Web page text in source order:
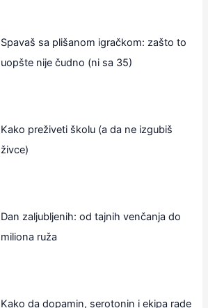
Spavaš sa plišanom igračkom: zašto to
uopšte nije čudno (ni sa 35)
Kako preživeti školu (a da ne izgubiš
živce)
Dan zaljubljenih: od tajnih venčanja do
miliona ruža
Kako da dopamin, serotonin i ekipa rade